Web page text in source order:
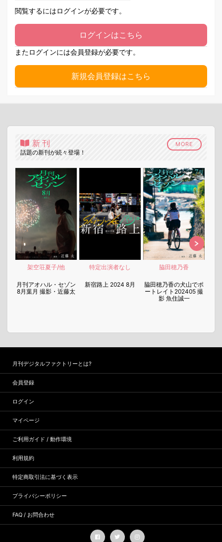
閲覧するにはログインが必要です。
ログインはこちら
またログインには会員登録が必要です。
新規会員登録はこちら
新刊
話題の新刊が続々登場！
MORE
架空荘夏子/他
月刊アオハル・セゾン
8月葉月 撮影・近藤太
特定出演者なし
新宿路上 2024 8月
脇田穂乃香
脇田穂乃香の犬山でポ
ートレイト202405 撮
影 魚住誠一
月刊デジタルファクトリーとは?
会員登録
ログイン
マイページ
ご利用ガイド / 動作環境
利用規約
特定商取引法に基づく表示
プライバシーポリシー
FAQ / お問合わせ